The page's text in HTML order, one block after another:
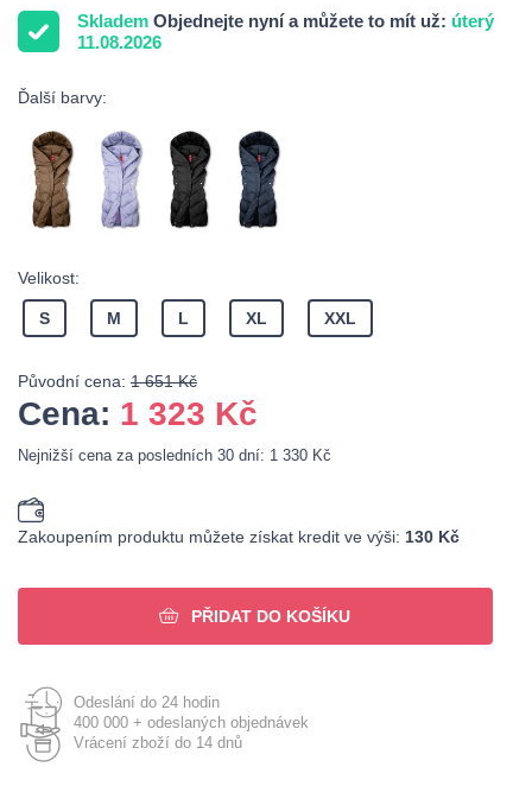
Skladem Objednejte nyní a můžete to mít už: úterý
11.08.2026
Ďalší barvy:
Velikost:
S M L XL XXL
Původní cena: 1 651 Kč
Cena: 1 323 Kč
Nejnižší cena za posledních 30 dní: 1 330 Kč
Zakoupením produktu můžete získat kredit ve výši: 130 Kč
PŘIDAT DO KOŠÍKU
Odeslání do 24 hodin
400 000 + odeslaných objednávek
Vrácení zboží do 14 dnů